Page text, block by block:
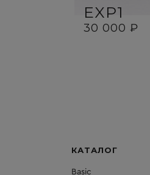
EXP1
30 000 ₽
КАТАЛОГ
Basic